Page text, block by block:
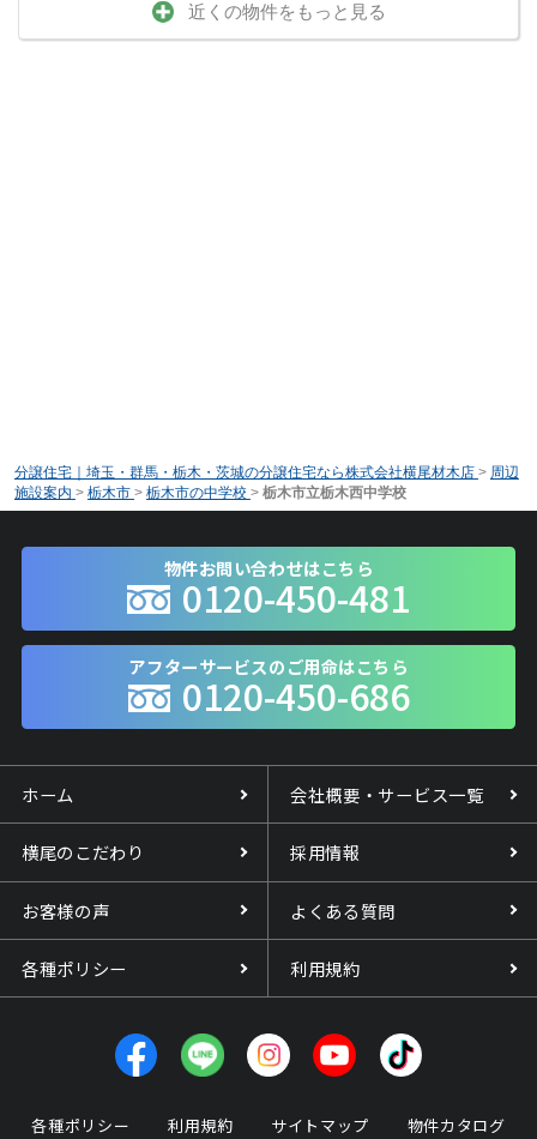
近くの物件をもっと見る
分譲住宅｜埼玉・群馬・栃木・茨城の分譲住宅なら株式会社横尾材木店 > 周辺
施設案内 > 栃木市 > 栃木市の中学校 > 栃木市立栃木西中学校
物件お問い合わせはこちら
0120-450-481
アフターサービスのご用命はこちら
0120-450-686
ホーム 会社概要・サービス一覧
横尾のこだわり 採用情報
お客様の声 よくある質問
各種ポリシー 利用規約
各種ポリシー 利用規約 サイトマップ 物件カタログ